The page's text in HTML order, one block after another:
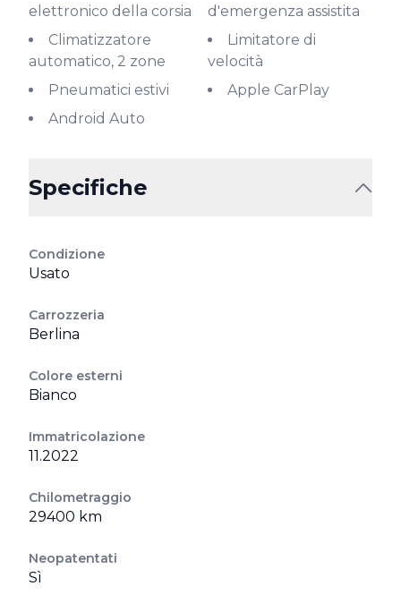
elettronico della corsia
d'emergenza assistita
Climatizzatore
automatico, 2 zone
Limitatore di
velocità
Pneumatici estivi
Apple CarPlay
Android Auto
Specifiche
Condizione
Usato
Carrozzeria
Berlina
Colore esterni
Bianco
Immatricolazione
11.2022
Chilometraggio
29400 km
Neopatentati
Sì